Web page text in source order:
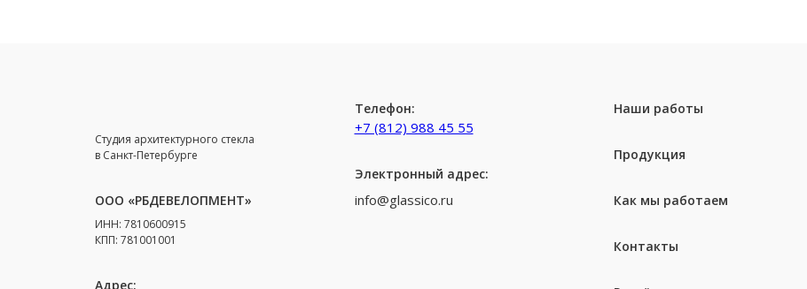
Студия архитектурного стекла
в Санкт-Петербурге
ООО «РБДЕВЕЛОПМЕНТ»
ИНН: 7810600915
КПП: 781001001
Адрес:
Телефон:
+7 (812) 988 45 55
Электронный адрес:
info@glassico.ru
Наши работы
Продукция
Как мы работаем
Контакты